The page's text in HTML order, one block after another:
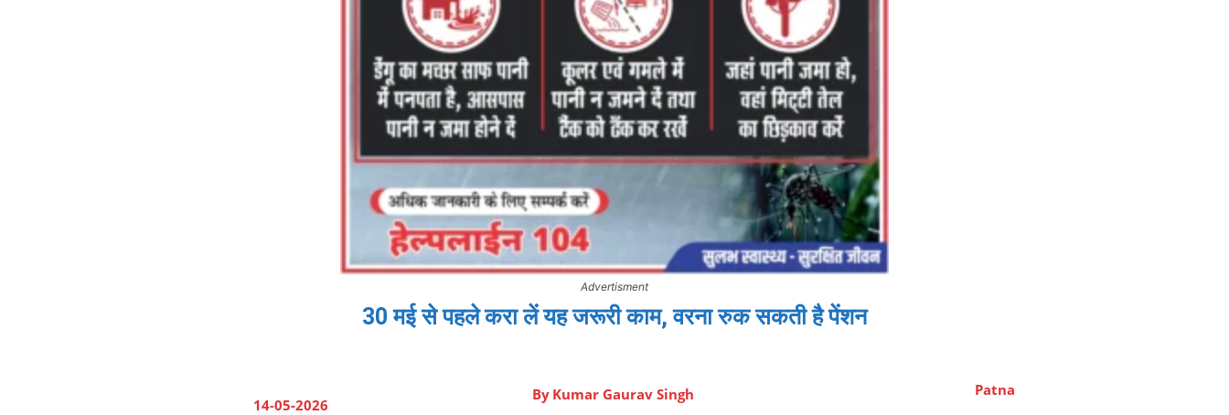
Advertisment
30 मई से पहले करा लें यह जरूरी काम, वरना रुक सकती है पेंशन
14-05-2026
By Kumar Gaurav Singh Patna